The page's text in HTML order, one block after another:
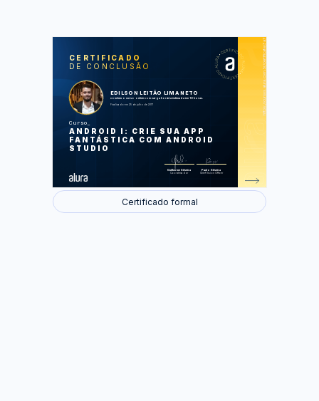
CERTIFICADO
DE CONCLUSÃO
EDILSON LEITÃO LIMA NETO
concluiu o curso online com carga horária estimada em 10 horas.
Finalizado em 25 de julho de 2017
Curso
ANDROID I: CRIE SUA APP
FANTÁSTICA COM ANDROID
STUDIO
Guilherme Silveira
Coordenador
Paulo Silveira
Chief Vision Officer
https://cursos.alura.com.br/certificate/3a76087a-e2a0-444c-9d0f-0c3a17f9360d
LAS
Novo projeto de uma Agenda
Adicionando alunos na agenda
Ciclo de vida das activities
Certificado formal